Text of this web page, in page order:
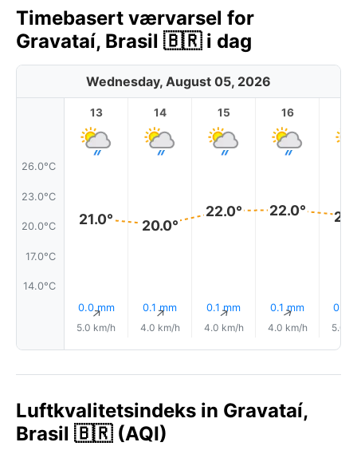
Timebasert værvarsel for
Gravataí, Brasil 🇧🇷 i dag
Wednesday, August 05, 2026
26.0°C
23.0°C
20.0°C
17.0°C
14.0°C
13
21.0°
0.0 mm
↑
5.0 km/h
14
20.0°
0.1 mm
↑
4.0 km/h
15
22.0°
0.1 mm
↑
4.0 km/h
16
22.0°
0.1 mm
↑
4.0 km/h
0.0
5.0
Luftkvalitetsindeks in Gravataí,
Brasil 🇧🇷 (AQI)